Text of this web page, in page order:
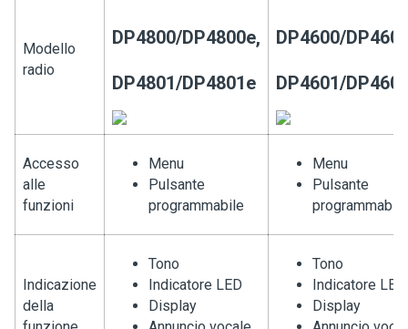
Modello
radio
DP4800/DP4800e,
DP4801/DP4801e
DP4600/
DP4601/
Accesso
alle
funzioni
Menu
Pulsante
programmabile
Menu
Pulsante
programmabile
Indicazione
della
Tono
Indicatore LED
Display
Tono
Indicatore LED
Display